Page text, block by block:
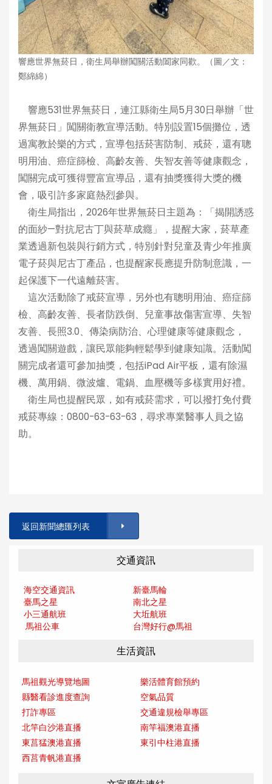
響應世界無菸日，衛生局舉辦闖關活動闔家同歡。（圖／文：
鄭綿綿）
響應531世界無菸日，連江縣衛生局5月30日舉辦「世
界無菸日」闖關衛教宣導活動。特別設置15個攤位，透
過寓教於樂的方式，宣導包括菸害防制、戒菸，還有聰
明用油、癌症篩檢、高齡友善、失智友善等健康觀念，
闖關完成可獲得豐富宣導品，還有抽獎獲得大獎的機
會，吸引許多家庭熱烈參與。
衛生局指出，2026年世界無菸日主題為：「揭開誘惑
的面紗—對抗尼古丁與菸草成癮」，提醒大家，菸草產
業透過新包裝與行銷方式，特別針對兒童及青少年推廣
電子菸與尼古丁產品，也提醒家長應提升防制意識，一
起保護下一代遠離菸害。
這次活動除了戒菸宣導，另外也有聰明用油、癌症篩
檢、高齡友善、長者防跌倒、兒童事故傷害宣導、失智
友善、長照3.0、傳染病防治、心理健康等健康觀念，
透過闖關遊戲，讓民眾能夠輕鬆學到健康知識。活動闖
關完成者還可參加抽獎，包括iPad Air平板，還有除濕
機、萬用鍋、微波爐、電鍋、血壓機等多樣實用好禮。
衛生局也提醒民眾，如有戒菸需求，可以撥打免付費
戒菸專線：0800-63-63-63，尋求專業醫事人員之協
助。
返回新聞總匯列表
交通資訊
海空交通資訊
新臺馬輪
臺馬之星
南北之星
小三通航班
大坵航班
馬祖公車
台灣好行@馬祖
生活資訊
馬祖觀光導覽地圖
樂活體育館預約
縣醫看診進度查詢
空氣品質
打詐專區
交通違規檢舉專區
北竿白沙港直播
南竿福澳港直播
東莒猛澳港直播
東引中柱港直播
西莒青帆港直播